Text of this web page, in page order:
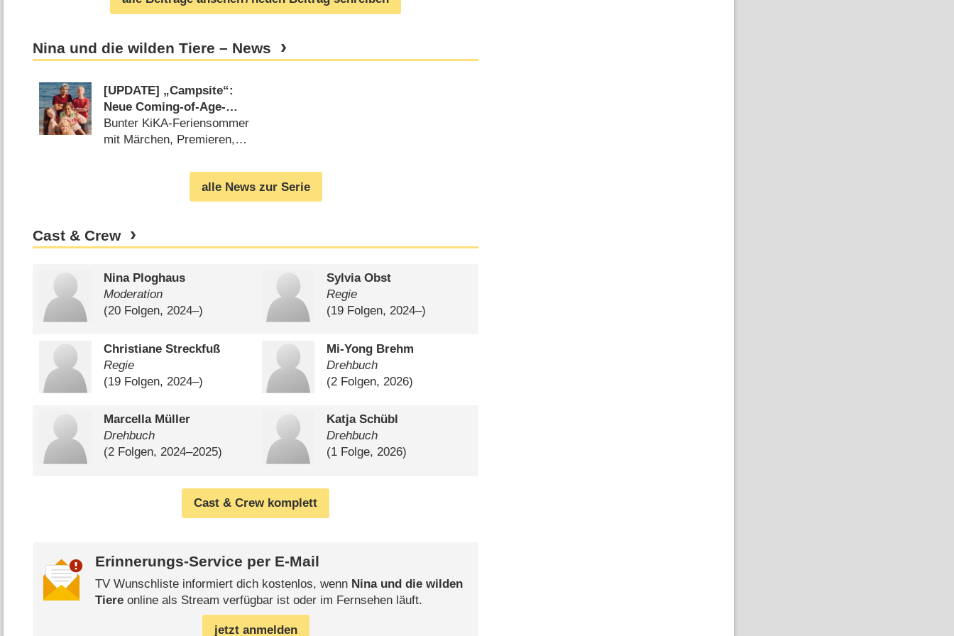
Nina und die wilden Tiere – News
[UPDATE] „Campsite“:
Neue Coming-of-Age-
Serie startet im
Sommerferienprogramm
Bunter KiKA-Feriensommer
mit Märchen, Premieren,
alle News zur Serie
Cast & Crew
Nina Ploghaus
Moderation
(20 Folgen, 2024⁠–⁠)
Sylvia Obst
Regie
(19 Folgen, 2024⁠–⁠)
Christiane Streckfuß
Regie
(19 Folgen, 2024⁠–⁠)
Mi-Yong Brehm
Drehbuch
(2 Folgen, 2026)
Marcella Müller
Drehbuch
(2 Folgen, 2024⁠–⁠2025)
Katja Schübl
Drehbuch
(1 Folge, 2026)
Cast & Crew komplett
Erinnerungs-Service per E-Mail
TV Wunschliste informiert dich kostenlos, wenn Nina und die wilden
Tiereonline als Stream verfügbar ist oder im Fernsehen läuft.
jetzt anmelden